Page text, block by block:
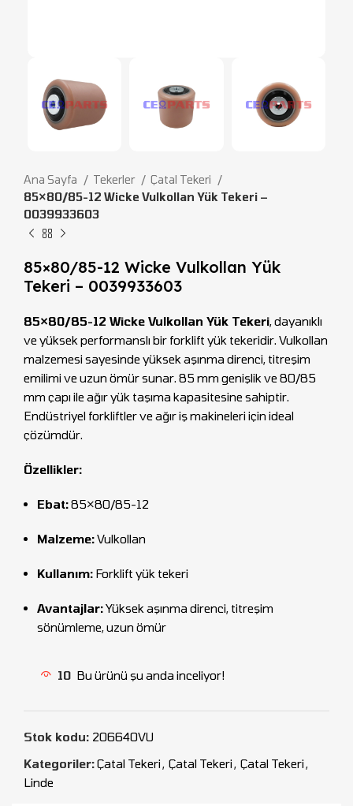
Ana Sayfa Tekerler
Çatal Tekeri
85×80/85-12 Wicke Vulkollan Yük Tekeri –
0039933603
85×80/85-12 Wicke Vulkollan Yük
Tekeri – 0039933603
85×80/85-12 Wicke Vulkollan Yük Tekeri, dayanıklı
ve yüksek performanslı bir forklift yük tekeridir. Vulkollan
malzemesi sayesinde yüksek aşınma direnci, titreşim
emilimi ve uzun ömür sunar. 85 mm genişlik ve 80/85
mm çapı ile ağır yük taşıma kapasitesine sahiptir.
Endüstriyel forkliftler ve ağır iş makineleri için ideal
çözümdür.
Özellikler:
Ebat:85×80/85-12
Malzeme:Vulkollan
Kullanım: Forklift yük tekeri
Avantajlar:Yüksek aşınma direnci, titreşim
sönümleme, uzun ömür
10 Bu ürünü şu anda inceliyor!
Stok kodu: 206640VU
Kategoriler:Çatal Tekeri, Çatal Tekeri, Çatal Tekeri,
Linde